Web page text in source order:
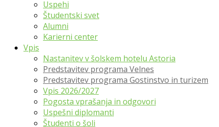
Uspehi
Študentski svet
Alumni
Karierni center
Vpis
Nastanitev v šolskem hotelu Astoria
Predstavitev programa Velnes
Predstavitev programa Gostinstvo in turizem
Vpis 2026/2027
Pogosta vprašanja in odgovori
Uspešni diplomanti
Študenti o šoli